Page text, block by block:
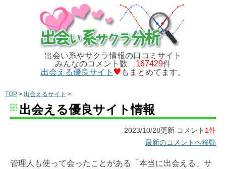
出会い系やサクラ情報の口コミサイト
みんなのコメント数 167429件
出会える優良サイト
もまとめてます。
TOP > 出会えるサイト >
出会える優良サイト情報
2023/10/28更新 コメント 1件
最新のコメントへ移動
管理人も使って会ったことがある「本当に出会える」サ